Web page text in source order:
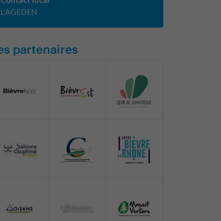
L'AGEDEN
partenaires